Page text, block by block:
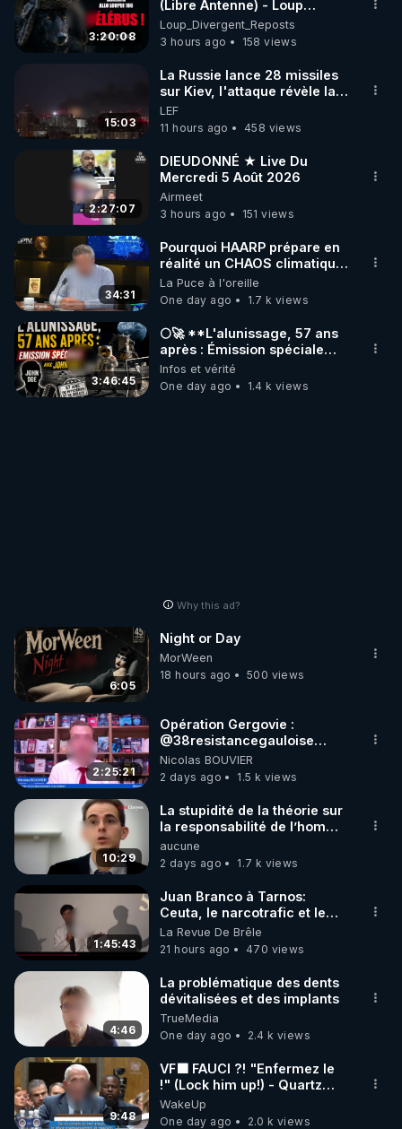
▶ 30 jours gratuit sur l’application de méditation et
de bien-être ENVOL :
Rendez-vous sur https://www.envol.app/code
le code : REGENERE
3:20:08
(Libre Antenne) - Loup
Divergent 2026.08.06
Loup_Divergent_Reposts
3 hours ago
158 views
15:03
La Russie lance 28 missiles
sur Kiev, l'attaque révèle la
faiblesse de Kiev
LEF
11 hours ago
458 views
2:27:07
DIEUDONNÉ ★ Live Du
Mercredi 5 Août 2026
Airmeet
3 hours ago
151 views
34:31
Pourquoi HAARP prépare en
réalité un CHAOS climatique,
on répond
La Puce à l'oreille
One day ago
1.7 k views
3:46:45
🌕🚀 **L'alunissage, 57 ans
après : Émission spéciale
avec John Doe !** 👨 🚀✨
Infos et vérité
One day ago
1.4 k views
Why this ad?
6:05
Night or Day
MorWeen
18 hours ago
500 views
2:25:21
Opération Gergovie :
‪@38resistancegauloise‬
‪@MarionSigautOfficiel‬
‪@gladysriifard5710‬ Laëtitia
Nicolas BOUVIER
2 days ago
1.5 k views
10:29
La stupidité de la théorie sur
la responsabilité de l’homme
concernant le dioxyde de
carbone.
aucune
2 days ago
1.7 k views
1:45:43
Juan Branco à Tarnos:
Ceuta, le narcotrafic et le
pouvoir en France
La Revue De Brêle
21 hours ago
470 views
4:46
La problématique des dents
dévitalisées et des implants
TrueMedia
One day ago
2.4 k views
9:48
VF🟩 FAUCI ?! "Enfermez le
!" (Lock him up!) - Quartz
Traduction
WakeUp
One day ago
2.0 k views